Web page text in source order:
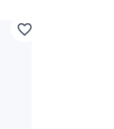
favorite_border